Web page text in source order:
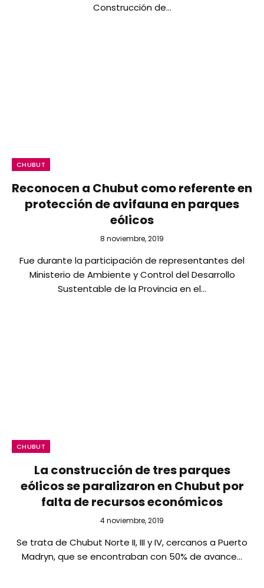
Construcción de…
CHUBUT
Reconocen a Chubut como referente en
protección de avifauna en parques
eólicos
8 noviembre, 2019
Fue durante la participación de representantes del
Ministerio de Ambiente y Control del Desarrollo
Sustentable de la Provincia en el…
CHUBUT
La construcción de tres parques
eólicos se paralizaron en Chubut por
falta de recursos económicos
4 noviembre, 2019
Se trata de Chubut Norte II, III y IV, cercanos a Puerto
Madryn, que se encontraban con 50% de avance…